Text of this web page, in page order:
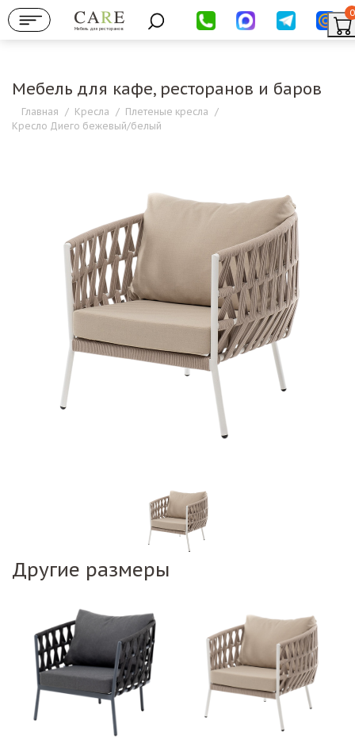
Мебель для ресторанов
0
Мебель для кафе, ресторанов и баров
Главная / Кресла / Плетеные кресла /
Кресло Диего бежевый/белый
Другие размеры